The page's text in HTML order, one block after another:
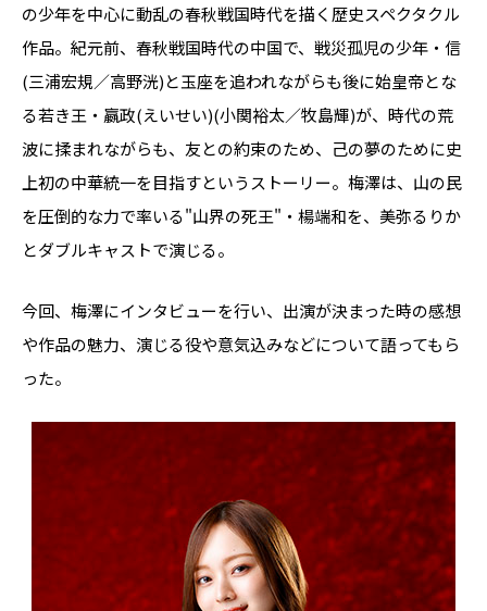
の少年を中心に動乱の春秋戦国時代を描く歴史スペクタクル
作品。紀元前、春秋戦国時代の中国で、戦災孤児の少年・信
(三浦宏規／高野洸)と玉座を追われながらも後に始皇帝とな
る若き王・嬴政(えいせい)(小関裕太／牧島輝)が、時代の荒
波に揉まれながらも、友との約束のため、己の夢のために史
上初の中華統一を目指すというストーリー。梅澤は、山の民
を圧倒的な力で率いる"山界の死王"・楊端和を、美弥るりか
とダブルキャストで演じる。
今回、梅澤にインタビューを行い、出演が決まった時の感想
や作品の魅力、演じる役や意気込みなどについて語ってもら
った。